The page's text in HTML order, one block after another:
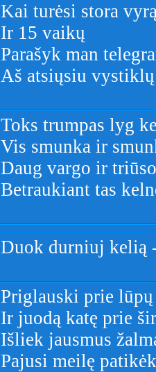
Kai turėsi stora
Ir 15 vaikų
Parašyk man
Aš atsiųsiu
Toks trumpas lyg
Vis smunka ir
Daug vargo ir
Betraukiant tas
Duok durniuj kelią
Priglauski prie
Ir juodą katę prie
Išliek jausmus
Pajusi meilę